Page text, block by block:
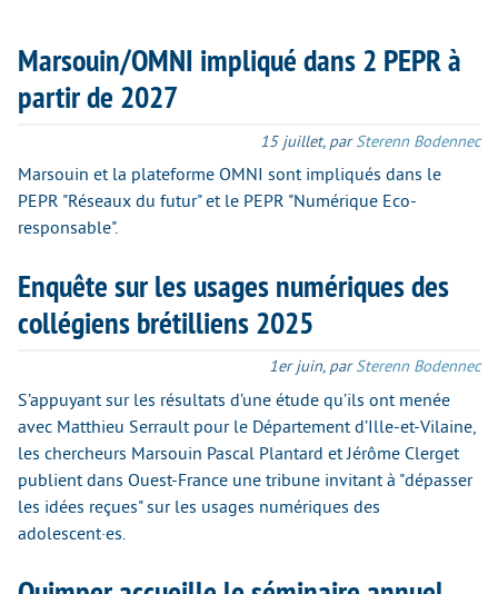
Marsouin/OMNI impliqué dans 2 PEPR à
partir de 2027
15 juillet, parSterenn Bodennec
Marsouin et la plateforme OMNI sont impliqués dans le
PEPR "Réseaux du futur" et le PEPR "Numérique Eco-
responsable".
Enquête sur les usages numériques des
collégiens brétilliens 2025
1er juin, parSterenn Bodennec
S’appuyant sur les résultats d’une étude qu’ils ont menée
avec Matthieu Serrault pour le Département d’Ille-et-Vilaine,
les chercheurs Marsouin Pascal Plantard et Jérôme Clerget
publient dans Ouest-France une tribune invitant à "dépasser
les idées reçues" sur les usages numériques des
adolescent·es.